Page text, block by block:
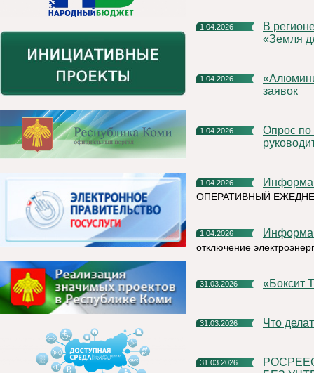
1.04.2026
В регионе продолжается реализация проекта Росреестра
«Земля
1.04.2026
«Алюминиевая азбука» на призы РУСАЛа продлевает прием
заявок
1.04.2026
Опрос по оценки эффективности деятельности
1.04.2026
ОПЕРАТИВНЫЙ
1.04.2026
отключение
31.03.2026
31.03.2026 Что
31.03.2026
РОСРЕЕСТР КОМИ НАПОМИНАЕТ: СДЕЛКИ С ЗЕМЛЕЙ